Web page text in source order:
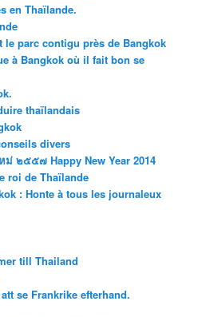
en Thaïlande.
le parc contigu près de Bangkok
à Bangkok où il fait bon se
thaïlandais
divers
ม่ ๒๕๕๗ Happy New Year 2014
roi de Thaïlande
: Honte à tous les journaleux
till Thailand
se Frankrike efterhand.